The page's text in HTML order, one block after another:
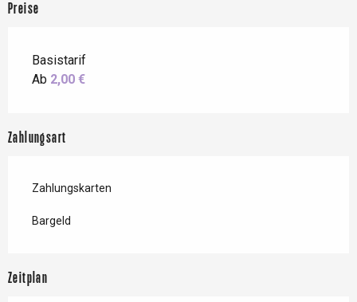
Preise
Basistarif
Ab 2,00 €
Zahlungsart
Zahlungskarten
Bargeld
Zeitplan